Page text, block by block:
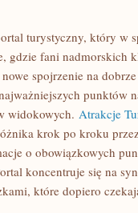
turystyczny, który w
gdzie fani nadmorskich
spojrzenie na
punktów
widokowych. Atrakcje
krok po kroku
o obowiązkowych
koncentruje się na
które dopiero